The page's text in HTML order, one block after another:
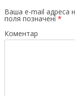
Ваша e-mail адреса
поля позначені *
Коментар